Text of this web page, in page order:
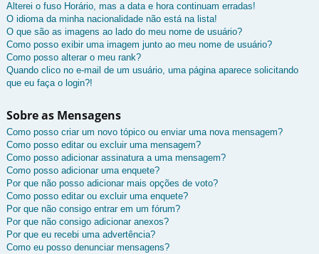
Alterei o fuso Horário, mas a data e hora continuam erradas!
O idioma da minha nacionalidade não está na lista!
O que são as imagens ao lado do meu nome de usuário?
Como posso exibir uma imagem junto ao meu nome de usuário?
Como posso alterar o meu rank?
Quando clico no e-mail de um usuário, uma página aparece solicitando
que eu faça o login?!
Sobre as Mensagens
Como posso criar um novo tópico ou enviar uma nova mensagem?
Como posso editar ou excluir uma mensagem?
Como posso adicionar assinatura a uma mensagem?
Como posso adicionar uma enquete?
Por que não posso adicionar mais opções de voto?
Como posso editar ou excluir uma enquete?
Por que não consigo entrar em um fórum?
Por que não consigo adicionar anexos?
Por que eu recebi uma advertência?
Como eu posso denunciar mensagens?